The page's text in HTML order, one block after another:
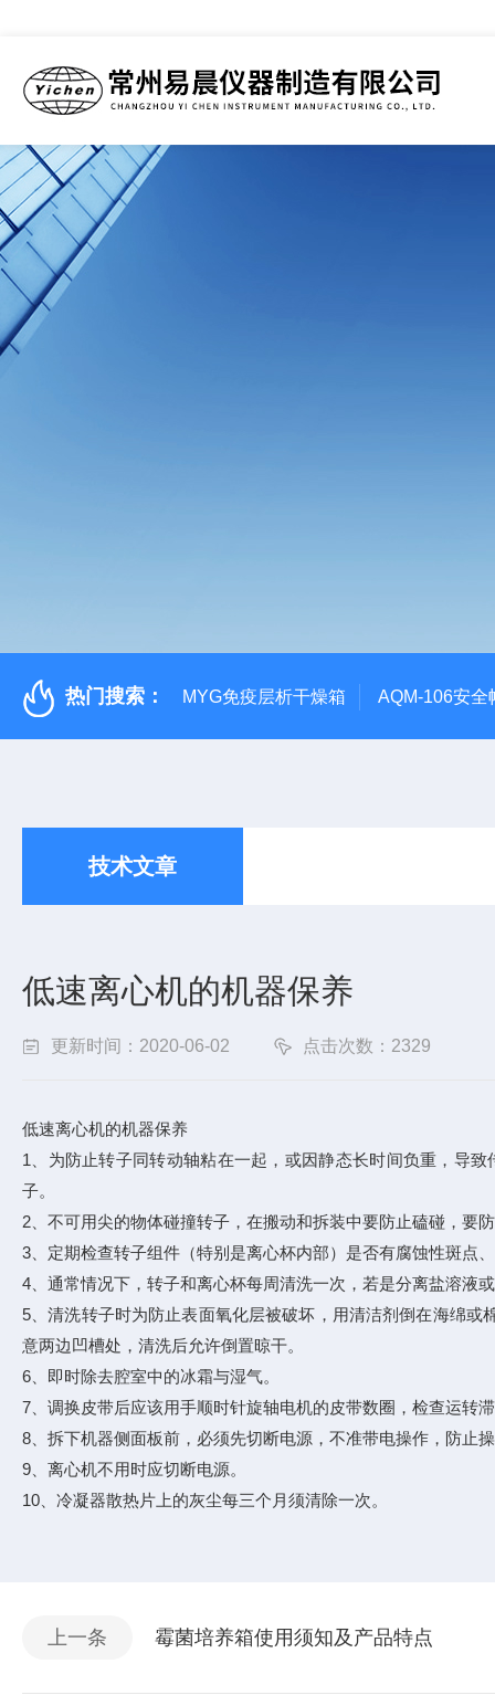
热门搜索： MYG免疫层析干燥箱 AQM-106安全
技术文章
低速离心机的机器保养
更新时间：2020-06-02 点击次数：2329
低速离心机的机器保养
1、为防止转子同转动轴粘在一起，或因静态长时间负重，导
子。
2、不可用尖的物体碰撞转子，在搬动和拆装中要防止磕碰，要
3、定期检查转子组件（特别是离心杯内部）是否有腐蚀性斑点
4、通常情况下，转子和离心杯每周清洗一次，若是分离盐溶液
5、清洗转子时为防止表面氧化层被破坏，用清洁剂倒在海绵
意两边凹槽处，清洗后允许倒置晾干。
6、即时除去腔室中的冰霜与湿气。
7、调换皮带后应该用手顺时针旋轴电机的皮带数圈，检查运转
8、拆下机器侧面板前，必须先切断电源，不准带电操作，防止
9、离心机不用时应切断电源。
10、冷凝器散热片上的灰尘每三个月须清除一次。
上一条 霉菌培养箱使用须知及产品特点